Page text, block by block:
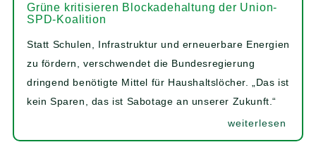
Grüne kritisieren Blockadehaltung der Union-
SPD-Koalition
Statt Schulen, Infrastruktur und erneuerbare Energien
zu fördern, verschwendet die Bundesregierung
dringend benötigte Mittel für Haushaltslöcher. „Das ist
kein Sparen, das ist Sabotage an unserer Zukunft.“
weiterlesen